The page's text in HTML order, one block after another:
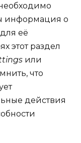
информация о
её
этот раздел
или
что
действия